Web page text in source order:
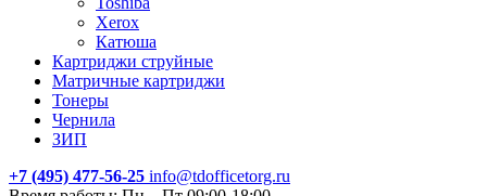
Xerox
Катюша
Картриджи струйные
Матричные картриджи
Тонеры
Чернила
ЗИП
+7 (495) 477-56-25 info@tdofficetorg.ru